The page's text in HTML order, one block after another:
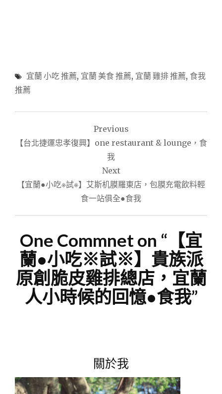
宜蘭 小吃 推薦, 宜蘭 美食 推薦, 宜蘭 雞排 推薦, 食我
推薦
章
覽
Previous
【台北捷運忠孝復興】one restaurant & lounge，食
我
Next
【宜蘭●小吃※試※】艾斯机膜羅東店，包膜充電飲料輕
食一站俱全●食我
One Commnet on “ 【宜
蘭●小吃※試※】貴族派
原創脆皮雞排總店，宜蘭
人小時候的回憶●食我”
關於我